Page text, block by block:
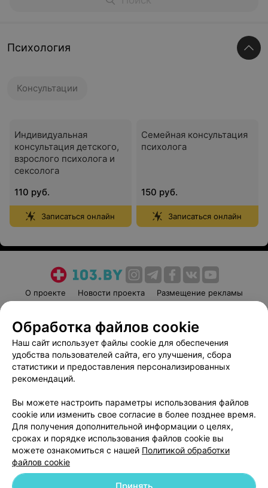
Психология
Консультации
Индивидуальная
консультация детского,
взрослого психолога и
сексолога
110 руб.
Записаться онлайн
Семейная консультация
психолога
150 руб.
Записаться онлайн
О проекте Новости проекта
Размещение рекламы
Пользовательское соглашение
Способы оплаты
Вакансии
Партнеры
Написать руководителю 103.by
Обработка персональных данных
Обработка файлов cookie
Наш сайт использует файлы cookie для обеспечения
удобства пользователей сайта, его улучшения, сбора
статистики и предоставления персонализированных
рекомендаций.
Вы можете настроить параметры использования файлов
cookie или изменить свое согласие в более позднее время.
Для получения дополнительной информации о целях,
сроках и порядке использования файлов cookie вы
можете ознакомиться с нашей Политикой обработки
файлов cookie